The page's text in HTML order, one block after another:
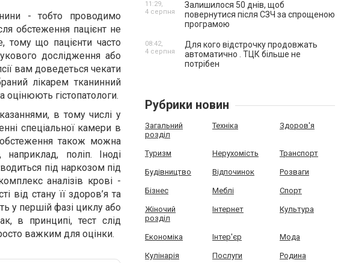
- тобто проводимо
обстеження пацієнт не
тому що пацієнти часто
дослідження або
вам доведеться чекати
лікарем тканинний
оцінюють гістопатологи.
в тому числі у
спеціальної камери в
також можна
поліп. Іноді
під наркозом під
аналізів крові -
від стану її здоров’я та
у першій фазі циклу або
в принципі, тест слід
важким для оцінки.
Залишилося 50 днів, щоб
повернутися після СЗЧ за спрощеною
програмою
11:29,
4 серпня
Для кого відстрочку продовжать
автоматично . ТЦК більше не
потрібен
08:42,
4 серпня
Рубрики новин
Загальний
розділ
Техніка Здоров'я
Туризм Нерухомість Транспорт
Будівництво Відпочинок Розваги
Бізнес Меблі Спорт
Жіночий
розділ
Інтернет Культура
Економіка Інтер'єр Мода
Кулінарія Послуги Родина